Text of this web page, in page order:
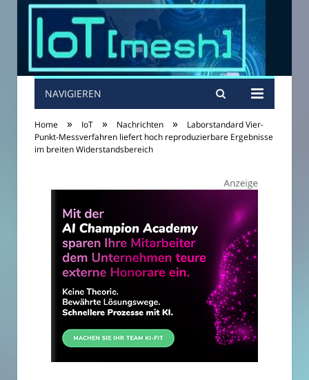
NAVIGIEREN
Home » IoT » Nachrichten »
Laborstandard Vier-
Punkt-Messverfahren liefert hoch reproduzierbare Ergebnisse
im breiten Widerstandsbereich